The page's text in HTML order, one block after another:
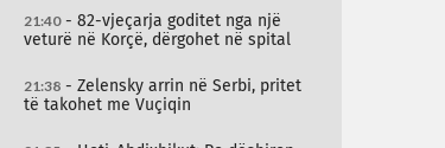
21:40- 82-vjeçarja goditet nga një
veturë në Korçë, dërgohet në spital
21:38 - Zelensky arrin në Serbi, pritet
të takohet me Vuçiqin